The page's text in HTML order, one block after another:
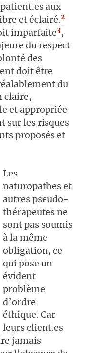
aux
et éclairé.2
imparfaite3,
du respect
des
doit être
du
claire,
et appropriée
sur les risques
proposés et
Les
naturopathes et
autres pseudo-
thérapeutes ne
sont pas soumis
à la même
obligation, ce
qui pose un
évident
problème
d’ordre
éthique. Car
leurs client.es
jamais